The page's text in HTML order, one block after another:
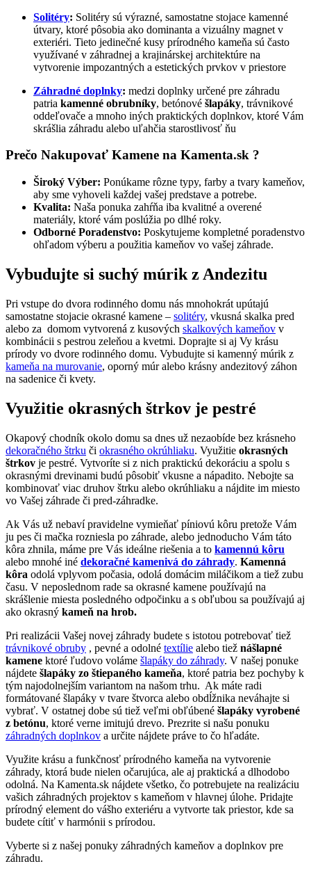
Solitéry: Solitéry sú výrazné, samostatne stojace kamenné
útvary, ktoré pôsobia ako dominanta a vizuálny magnet v
exteriéri. Tieto jedinečné kusy prírodného kameňa sú často
využívané v záhradnej a krajinárskej architektúre na
vytvorenie impozantných a estetických prvkov v priestore
Záhradné doplnky: medzi doplnky určené pre záhradu
patria kamenné obrubníky, betónové šlapáky, trávnikové
oddeľovače a mnoho iných praktických doplnkov, ktoré Vám
skrášlia záhradu alebo uľahčia starostlivosť ňu
Prečo Nakupovať Kamene na Kamenta.sk ?
Široký Výber: Ponúkame rôzne typy, farby a tvary kameňov,
aby sme vyhoveli každej vašej predstave a potrebe.
Kvalita: Naša ponuka zahŕňa iba kvalitné a overené
materiály, ktoré vám poslúžia po dlhé roky.
Odborné Poradenstvo: Poskytujeme kompletné poradenstvo
ohľadom výberu a použitia kameňov vo vašej záhrade.
Vybudujte si suchý múrik z Andezitu
Pri vstupe do dvora rodinného domu nás mnohokrát upútajú
samostatne stojacie okrasné kamene – solitéry, vkusná skalka pred
alebo za domom vytvorená z kusových skalkových kameňov v
kombinácii s pestrou zeleňou a kvetmi. Doprajte si aj Vy krásu
prírody vo dvore rodinného domu. Vybudujte si kamenný múrik z
kameňa na murovanie, oporný múr alebo krásny andezitový záhon
na sadenice či kvety.
Využitie okrasných štrkov je pestré
Okapový chodník okolo domu sa dnes už nezaobíde bez krásneho
dekoračného štrku či okrasného okrúhliaku. Využitie okrasných
štrkov je pestré. Vytvoríte si z nich praktickú dekoráciu a spolu s
okrasnými drevinami budú pôsobiť vkusne a nápadito. Nebojte sa
kombinovať viac druhov štrku alebo okrúhliaku a nájdite im miesto
vo Vašej záhrade či pred-záhradke.
Ak Vás už nebaví pravidelne vymieňať píniovú kôru pretože Vám
ju pes či mačka rozniesla po záhrade, alebo jednoducho Vám táto
kôra zhnila, máme pre Vás ideálne riešenia a to kamennú kôru
alebo mnohé iné dekoračné kamenivá do záhrady. Kamenná
kôra odolá vplyvom počasia, odolá domácim miláčikom a tiež zubu
času. V neposlednom rade sa okrasné kamene používajú na
skrášlenie miesta posledného odpočinku a s obľubou sa používajú aj
ako okrasný kameň na hrob.
Pri realizácii Vašej novej záhrady budete s istotou potrebovať tiež
trávnikové obruby , pevné a odolné textílie alebo tiež nášlapné
kamene ktoré ľudovo voláme šlapáky do záhrady. V našej ponuke
nájdete šlapáky zo štiepaného kameňa, ktoré patria bez pochyby k
tým najodolnejším variantom na našom trhu. Ak máte radi
formátované šlapáky v tvare štvorca alebo obdĺžnika neváhajte si
vybrať. V ostatnej dobe sú tiež veľmi obľúbené šlapáky vyrobené
z betónu, ktoré verne imitujú drevo. Prezrite si našu ponuku
záhradných doplnkov a určite nájdete práve to čo hľadáte.
Využite krásu a funkčnosť prírodného kameňa na vytvorenie
záhrady, ktorá bude nielen očarujúca, ale aj praktická a dlhodobo
odolná. Na Kamenta.sk nájdete všetko, čo potrebujete na realizáciu
vašich záhradných projektov s kameňom v hlavnej úlohe. Pridajte
prírodný element do vášho exteriéru a vytvorte tak priestor, kde sa
budete cítiť v harmónii s prírodou.
Vyberte si z našej ponuky záhradných kameňov a doplnkov pre
záhradu.